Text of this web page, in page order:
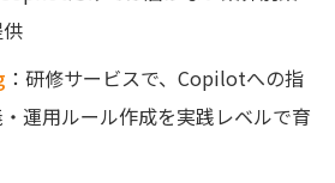
：研修サービスで、Copilotへの指
運用ルール作成を実践レベルで育